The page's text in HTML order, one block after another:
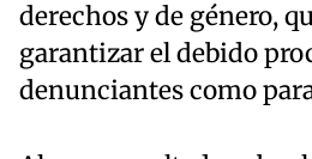
derechos y de género,
garantizar el debido
denunciantes como